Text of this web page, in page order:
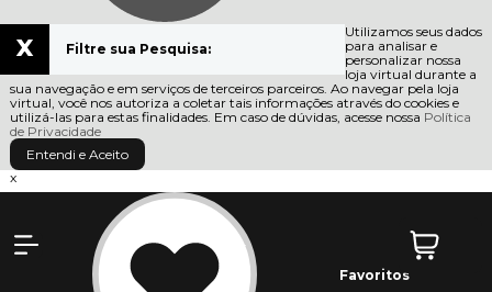
x Filtre sua Pesquisa:
Utilizamos seus dados
para analisar e
personalizar nossa
loja virtual durante a
sua navegação e em serviços de terceiros parceiros. Ao navegar pela loja
virtual, você nos autoriza a coletar tais informações através do cookies e
utilizá-las para estas finalidades. Em caso de dúvidas, acesse nossa Política
de Privacidade
Entendi e Aceito
x
Favoritos